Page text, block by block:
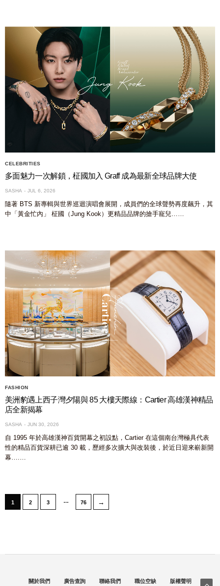
CELEBRITIES
多面魅力一次解鎖，柾國加入 Graff 成為最新全球品牌大使
SASHA JUL 6, 2026
隨著 BTS 新專輯與世界巡迴演唱會展開，成員們的全球聲勢再度飆升，其
中「黃金忙內」 柾國（Jung Kook）更精品品牌的搶手寵兒……
FASHION
美洲豹遇上西子灣夕陽與 85 大樓天際線：Cartier 高雄漢神精品
店全新揭幕
SASHA JUN 30, 2026
自 1995 年於高雄漢神百貨開幕之初設點，Cartier 在這個南台灣極具代表
性的精品百貨深耕已逾 30 載，歷經多次擴大與改裝後，於近日迎來嶄新開
幕….…
1 2 3 … 76 →
關於我們 廣告查詢 聯絡我們 職位空缺 版權聲明